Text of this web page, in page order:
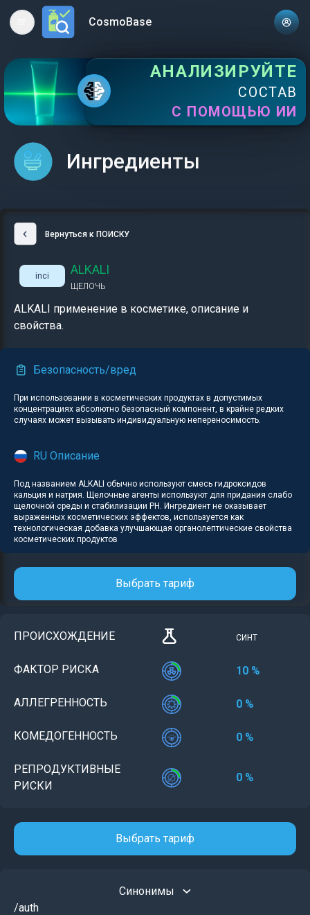
Open main menuCosmoBase
АНАЛИЗИРУЙТЕ
СОСТАВ
С ПОМОЩЬЮ ИИ
Ингредиенты
Вернуться к ПОИСКУ
inci ALKALI
ЩЕЛОЧЬ
ALKALI применение в косметике, описание и
свойства.
Безопасность/вред
При использовании в косметических продуктах в допустимых
концентрациях абсолютно безопасный компонент, в крайне редких
случаях может вызывать индивидуальную непереносимость.
RU Описание
Под названием ALKALI обычно используют смесь гидроксидов
кальция и натрия. Щелочные агенты используют для придания слабо
щелочной среды и стабилизации PH. Ингредиент не оказывает
выраженных косметических эффектов, используется как
технологическая добавка улучшающая органолептические свойства
косметических продуктов
Выбрать тариф
ПРОИСХОЖДЕНИЕ СИНТ
ФАКТОР РИСКА 10 %
АЛЛЕГРЕННОСТЬ 0 %
КОМЕДОГЕННОСТЬ 0 %
РЕПРОДУКТИВНЫЕ
РИСКИ
0 %
Выбрать тариф
Синонимы
/auth